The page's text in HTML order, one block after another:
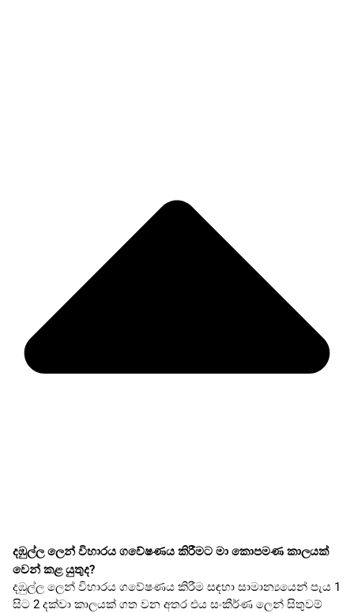
දඹුල්ල ලෙන් විහාරය ගවේෂණය කිරීමට මා කොපමණ කාලයක්
වෙන් කළ යුතුද?
දඹුල්ල ලෙන් විහාරය ගවේෂණය කිරීම සඳහා සාමාන්‍යයෙන් පැය 1
සිට 2 දක්වා කාලයක් ගත වන අතර එය සංකීර්ණ ලෙන් සිතුවම්